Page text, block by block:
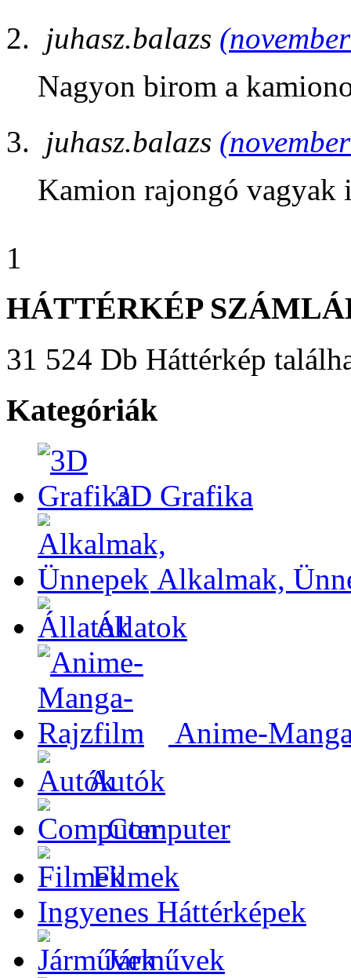
juhasz.balazs
Nagyon birom a
juhasz.balazs
Kamion rajongó vagyak
1
HÁTTÉRKÉP
31 524 Db Háttérkép
Kategóriák
3D Grafika
Alkalmak,
Állatok
Anime-
Autók
Computer
Filmek
Ingyenes Háttérképek
Járművek